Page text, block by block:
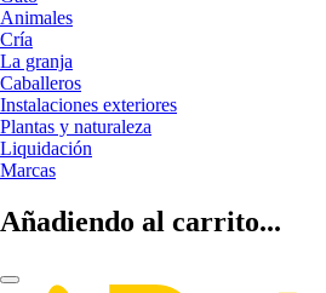
Animales
Cría
La granja
Caballeros
Instalaciones exteriores
Plantas y naturaleza
Liquidación
Marcas
Añadiendo al carrito...